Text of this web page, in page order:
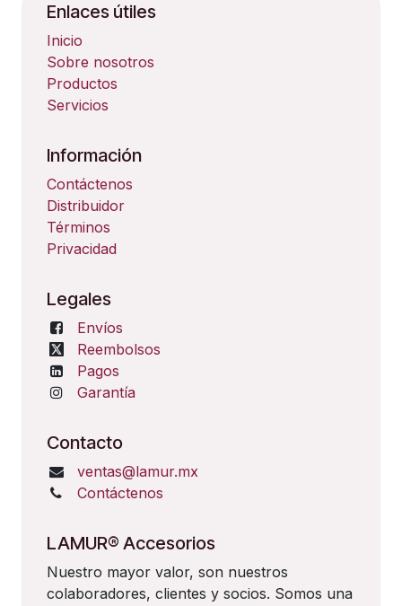
Enlaces útiles
Inicio
Sobre nosotros
Productos
Servicios
Información
Contáctenos
Distribuidor
Términos
Privacidad
Legales
Envíos
Reembolsos
Pagos
Garantía
Contacto
ventas@lamur.mx
Contáctenos
LAMUR® Accesorios
Nuestro mayor valor, son nuestros
colaboradores, clientes y socios. Somos una